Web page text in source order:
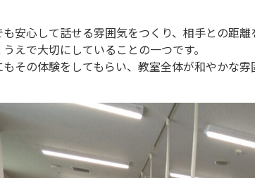
安心して話せる雰囲気をつくり、相手との距
えで大切にしていることの一つです。
その体験をしてもらい、教室全体が和やかな